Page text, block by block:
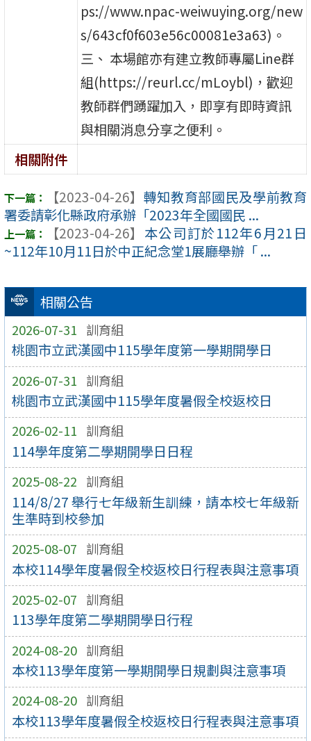
相關公告
2026-07-31 訓育組
桃園市立武漢國中115學年度第一學期開學日
2026-07-31 訓育組
桃園市立武漢國中115學年度暑假全校返校日
2026-02-11 訓育組
114學年度第二學期開學日日程
2025-08-22 訓育組
114/8/27 舉行七年級新生訓練，請本校七年級新
生準時到校參加
2025-08-07 訓育組
本校114學年度暑假全校返校日行程表與注意事項
2025-02-07 訓育組
113學年度第二學期開學日行程
2024-08-20 訓育組
本校113學年度第一學期開學日規劃與注意事項
2024-08-20 訓育組
本校113學年度暑假全校返校日行程表與注意事項
ps://www.npac-weiwuying.org/new
s/643cf0f603e56c00081e3a63)。
三、 本場館亦有建立教師專屬Line群
組(https://reurl.cc/mLoybl)，歡迎
教師群們踴躍加入，即享有即時資訊
與相關消息分享之便利。
相關附件
【2023-04-26】 轉知教育部國民及學前教育
署委請彰化縣政府承辦「2023年全國國民 ...
【2023-04-26】 本公司訂於112年6月21日
~112年10月11日於中正紀念堂1展廳舉辦「 ...